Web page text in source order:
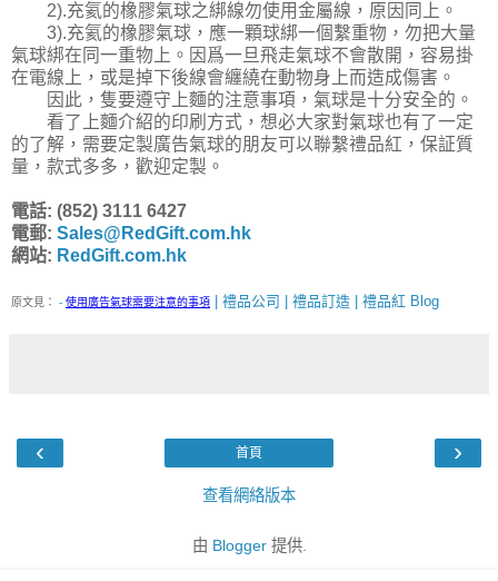
2).充氦的橡膠氣球之綁線勿使用金屬線，原因同上。
3).充氦的橡膠氣球，應一顆球綁一個繫重物，勿把大量
氣球綁在同一重物上。因爲一旦飛走氣球不會散開，容易掛
在電線上，或是掉下後線會纏繞在動物身上而造成傷害。
因此，隻要遵守上麵的注意事項，氣球是十分安全的。
看了上麵介紹的印刷方式，想必大家對氣球也有了一定
的了解，需要定製廣告氣球的朋友可以聯繫禮品紅，保証質
量，款式多多，歡迎定製。
電話: (852) 3111 6427
電郵: Sales@RedGift.com.hk
網站: RedGift.com.hk
原文見： - 使用廣告氣球需要注意的事項 | 禮品公司 | 禮品訂造 | 禮品紅 Blog
‹ ›
首頁
查看網絡版本
由 Blogger提供.